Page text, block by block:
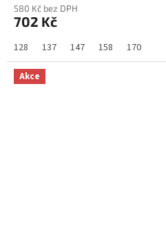
580 Kč bez DPH
702 Kč
128 137 147 158 170
Akce